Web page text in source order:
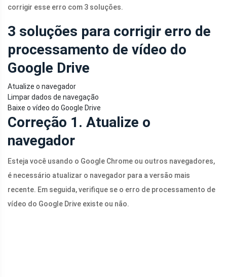
corrigir esse erro com 3 soluções.
3 soluções para corrigir erro de
processamento de vídeo do
Google Drive
Atualize o navegador
Limpar dados de navegação
Baixe o vídeo do Google Drive
Correção 1. Atualize o
navegador
Esteja você usando o Google Chrome ou outros navegadores,
é necessário atualizar o navegador para a versão mais
recente. Em seguida, verifique se o erro de processamento de
vídeo do Google Drive existe ou não.